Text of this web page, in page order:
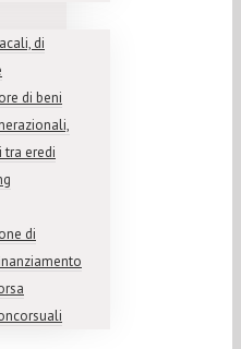
di
di beni
tra eredi
di